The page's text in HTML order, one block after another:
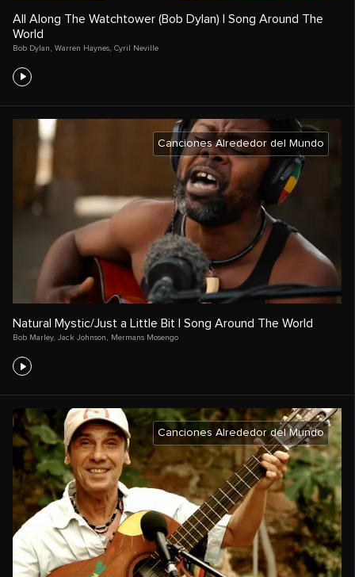
All Along The Watchtower (Bob Dylan) | Song Around The
World
Bob Dylan Warren Haynes Cyril Neville
Canciones Alrededor del Mundo
Natural Mystic/Just a Little Bit | Song Around The World
Bob Marley, Jack Johnson , Mermans Mosengo
Canciones Alrededor del Mundo